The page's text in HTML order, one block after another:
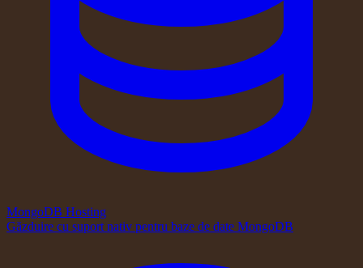
MongoDB Hosting
Găzduire cu suport nativ pentru baze de date MongoDB